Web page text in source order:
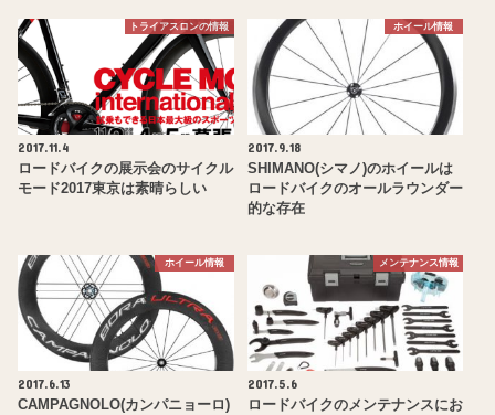
トライアスロンの情報
2017.11.4
ロードバイクの展示会のサイクル
モード2017東京は素晴らしい
ホイール情報
2017.9.18
SHIMANO(シマノ)のホイールは
ロードバイクのオールラウンダー
的な存在
ホイール情報
2017.6.13
CAMPAGNOLO(カンパニョーロ)
メンテナンス情報
2017.5.6
ロードバイクのメンテナンスにお